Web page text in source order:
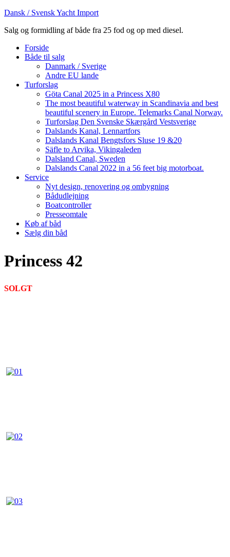
Dansk / Svensk Yacht Import
Salg og formidling af både fra 25 fod og op med diesel.
Forside
Både til salg
Danmark / Sverige
Andre EU lande
Turforslag
Göta Canal 2025 in a Princess X80
The most beautiful waterway in Scandinavia and best
beautiful scenery in Europe. Telemarks Canal Norway.
Turforslag Den Svenske Skærgård Vestsverige
Dalslands Kanal, Lennartfors
Dalslands Kanal Bengtsfors Sluse 19 &20
Säfle to Arvika, Vikingaleden
Dalsland Canal, Sweden
Dalslands Canal 2022 in a 56 feet big motorboat.
Service
Nyt design, renovering og ombygning
Bådudlejning
Boatcontroller
Presseomtale
Køb af båd
Sælg din båd
Princess 42
SOLGT